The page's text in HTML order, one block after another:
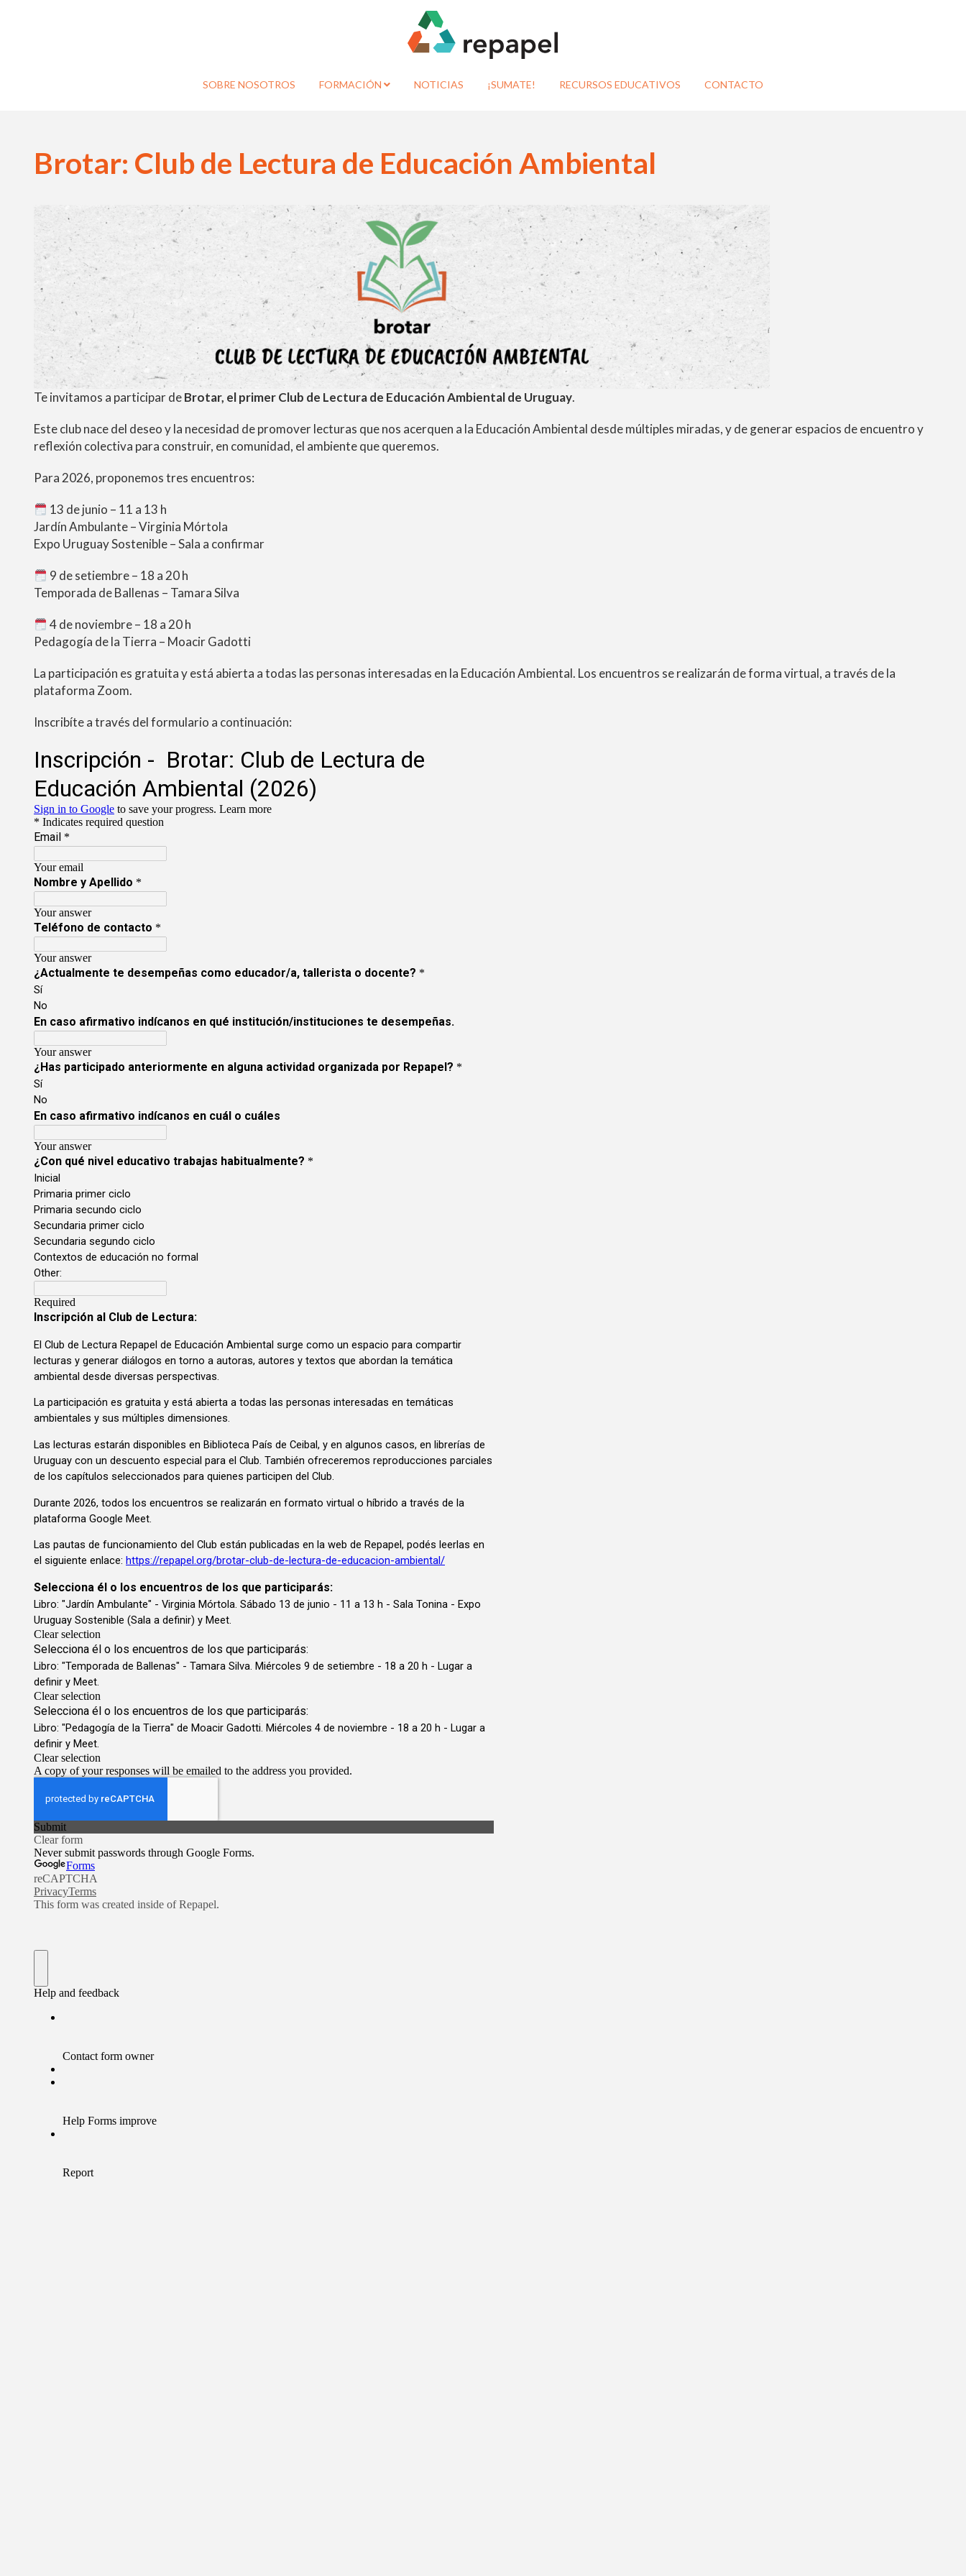
SOBRE NOSOTROS FORMACIÓN NOTICIAS ¡SUMATE! RECURSOS EDUCATIVOS CONTACTO
Brotar: Club de Lectura de Educación Ambiental
Te invitamos a participar deBrotar, el primer Club de Lectura de Educación Ambiental de Uruguay.
Este club nace del deseo y la necesidad de promover lecturas que nos acerquen a la Educación Ambiental desde múltiples miradas, y de generar espacios de encuentro y
reflexión colectiva para construir, en comunidad, el ambiente que queremos.
Para 2026, proponemos tres encuentros:
13 de junio – 11 a 13 h
Jardín Ambulante – Virginia Mórtola
Expo Uruguay Sostenible – Sala a confirmar
9 de setiembre – 18 a 20 h
Temporada de Ballenas – Tamara Silva
4 de noviembre – 18 a 20 h
Pedagogía de la Tierra – Moacir Gadotti
La participación es gratuita y está abierta a todas las personas interesadas en la Educación Ambiental. Los encuentros se realizarán de forma virtual, a través de la
plataforma Zoom.
Inscribíte a través del formulario a continuación: